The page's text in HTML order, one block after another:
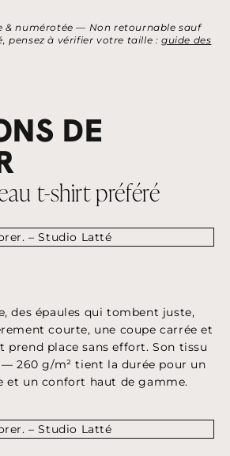
& numérotée — Non retournable sauf
pensez à vérifier votre taille :guide des
DE
t-shirt préféré
des épaules qui tombent juste,
courte, une coupe carrée et
prend place sans effort. Son tissu
— 260 g/m² tient la durée pour un
et un confort haut de gamme.